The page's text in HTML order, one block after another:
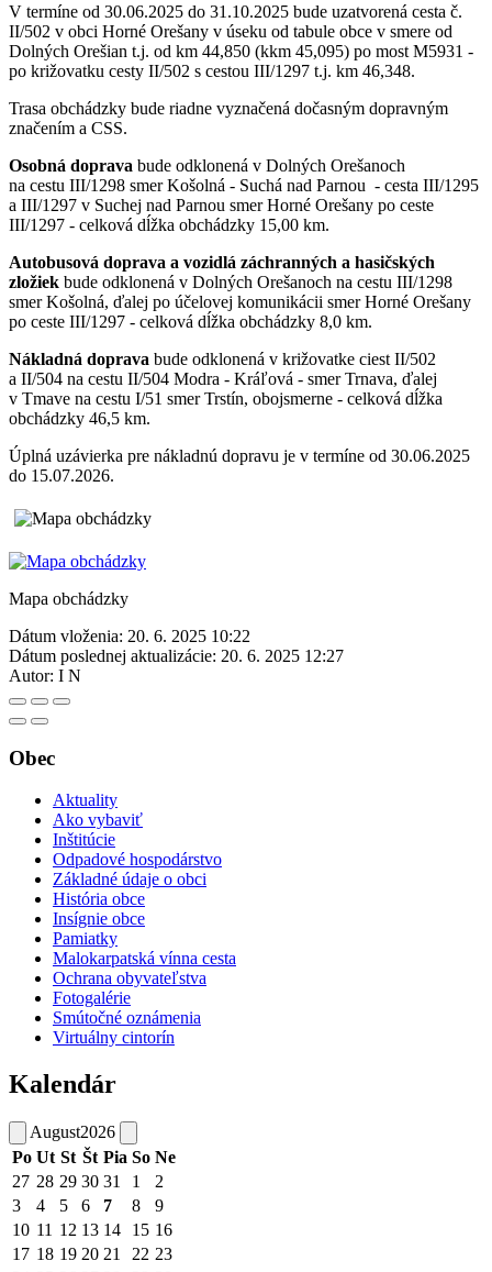
V termíne od 30.06.2025 do 31.10.2025 bude uzatvorená cesta č.
II/502 v obci Horné Orešany v úseku od tabule obce v smere od
Dolných Orešian t.j. od km 44,850 (kkm 45,095) po most M5931 -
po križovatku cesty II/502 s cestou III/1297 t.j. km 46,348.
Trasa obchádzky bude riadne vyznačená dočasným dopravným
značením a CSS.
Osobná doprava bude odklonená v Dolných Orešanoch
na cestu III/1298 smer Košolná - Suchá nad Parnou - cesta III/1295
a III/1297 v Suchej nad Parnou smer Horné Orešany po ceste
III/1297 - celková dĺžka obchádzky 15,00 km.
Autobusová doprava a vozidlá záchranných a hasičských
zložiek bude odklonená v Dolných Orešanoch na cestu III/1298
smer Košolná, ďalej po účelovej komunikácii smer Horné Orešany
po ceste III/1297 - celková dĺžka obchádzky 8,0 km.
Nákladná doprava bude odklonená v križovatke ciest II/502
a II/504 na cestu II/504 Modra - Kráľová - smer Trnava, ďalej
v Tmave na cestu I/51 smer Trstín, obojsmerne - celková dĺžka
obchádzky 46,5 km.
Úplná uzávierka pre nákladnú dopravu je v termíne od 30.06.2025
do 15.07.2026.
Mapa obchádzky
Dátum vloženia: 20. 6. 2025 10:22
Dátum poslednej aktualizácie: 20. 6. 2025 12:27
Autor: I N
Obec
Aktuality
Ako vybaviť
Inštitúcie
Odpadové hospodárstvo
Základné údaje o obci
História obce
Insígnie obce
Pamiatky
Malokarpatská vínna cesta
Ochrana obyvateľstva
Fotogalérie
Smútočné oznámenia
Virtuálny cintorín
Kalendár
August2026
Po Ut St Št Pia So Ne
27 28 29 30 31 1
2
3
4 5 6 7 8
9
10 11 12 13 14 15 16
17 18 19 20 21 22 23